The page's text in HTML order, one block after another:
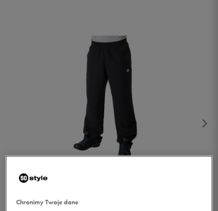
Chronimy Twoje dane